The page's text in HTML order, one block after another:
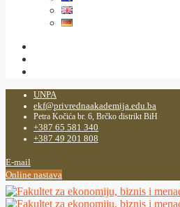
UNPA
ekf@privrednaakademija.edu.ba
Petra Kočića br. 6, Brčko distrikt BiH
+387 65 581 340
+387 49 201 808
E-mail
Online nastava